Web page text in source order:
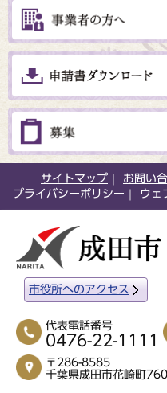
サイトマップ お問い
プライバシーポリシー
ウェ
市役所へのアクセス
代表電話番号
0476-22-1111
〒286-8585
千葉県成田市花崎町